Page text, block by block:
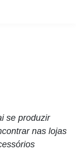
se produzir
nas lojas